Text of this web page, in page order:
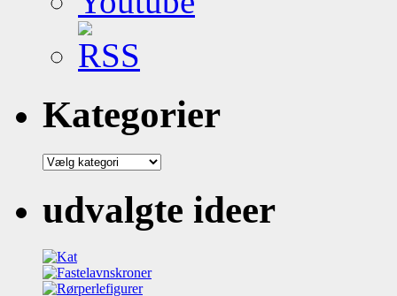
Kategorier
Kategorier
udvalgte ideer